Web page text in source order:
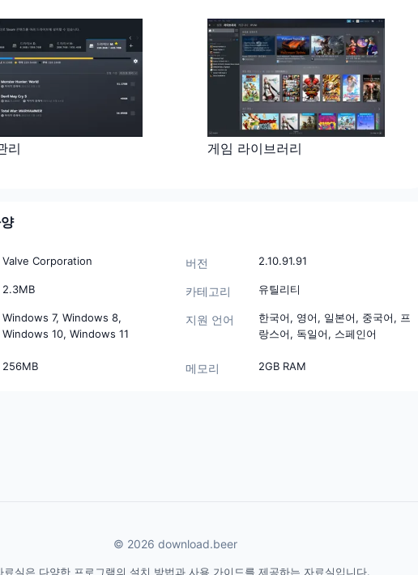
리 게임 라이브러리
Valve Corporation 버전 2.10.91.91
2.3MB 카테고리 유틸리티
Windows 7, Windows 8,
Windows 10, Windows 11
지원 언어
한국어, 영어, 일본어, 중국어, 프
랑스어, 독일어, 스페인어
256MB 메모리 2GB RAM
© 2026 download.beer
료실은 다양한 프로그램의 설치 방법과 사용 가이드를 제공하는 자료실입니다.